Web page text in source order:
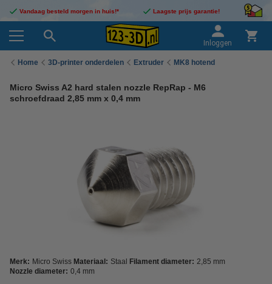
Vandaag besteld morgen in huis!* Laagste prijs garantie!
Inloggen
Home 3D-printer onderdelen Extruder MK8 hotend
Micro Swiss A2 hard stalen nozzle RepRap - M6
schroefdraad 2,85 mm x 0,4 mm
Merk: Micro Swiss Materiaal: Staal Filament diameter: 2,85 mm
Nozzle diameter: 0,4 mm